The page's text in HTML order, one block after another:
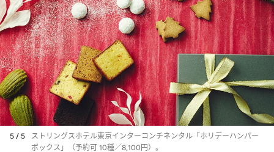
5 / 5
ストリングスホテル東京インターコンチネンタル「ホリデーハンパー
ボックス」（予約可 10種／8,100円）。